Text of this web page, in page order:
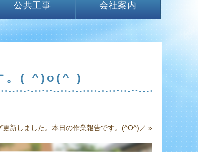
公共工事 会社案内
。( ^)o(^ )
更新しました。本日の作業報告です。(^O^)／ »